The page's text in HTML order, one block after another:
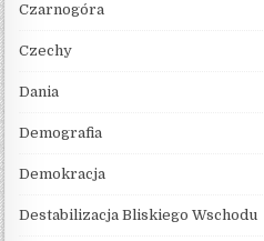
Czarnogóra
Czechy
Dania
Demografia
Demokracja
Destabilizacja Bliskiego Wschodu